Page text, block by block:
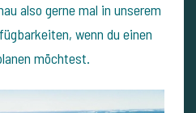
also gerne mal in unserem
wenn du einen
möchtest.